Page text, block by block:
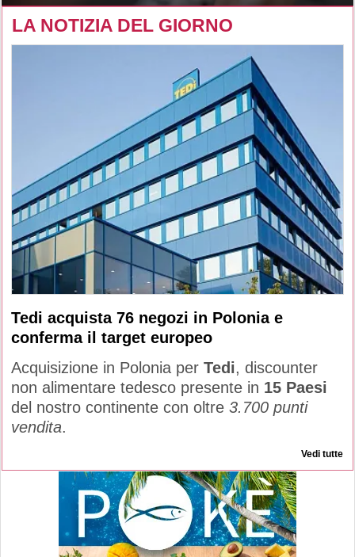
LA NOTIZIA DEL GIORNO
Tedi acquista 76 negozi in Polonia e
conferma il target europeo
Acquisizione in Polonia per Tedi, discounter
non alimentare tedesco presente in 15 Paesi
del nostro continente con oltre 3.700 punti
vendita.
Vedi tutte